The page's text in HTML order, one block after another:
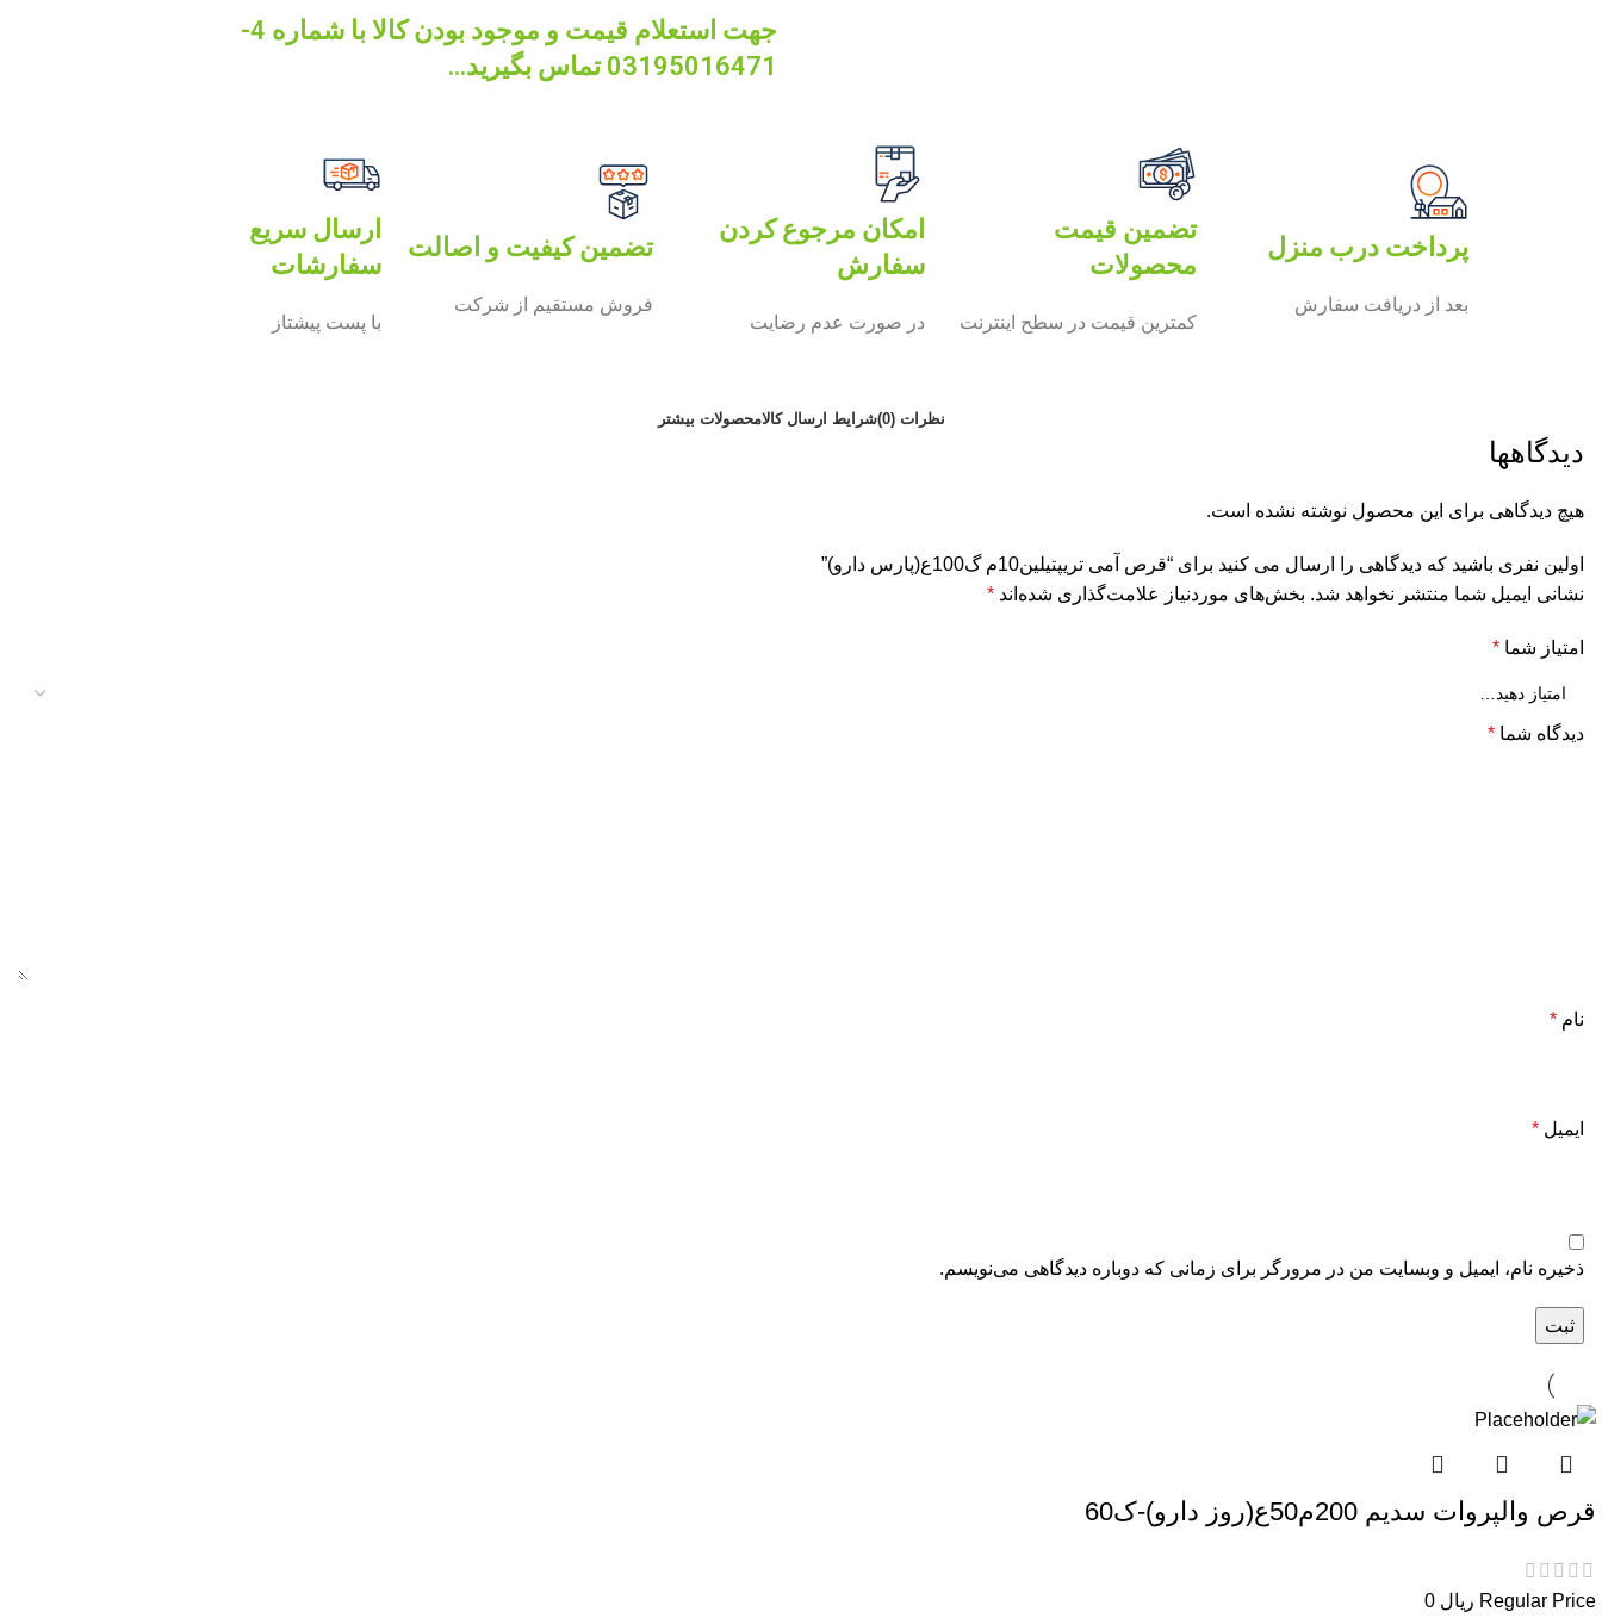
جهت استعلام قیمت و موجود بودن کالا با شماره 4-
03195016471 تماس بگیرید...
پرداخت درب منزل
بعد از دریافت سفارش
تضمین قیمت
محصولات
کمترین قیمت در سطح اینترنت
امکان مرجوع کردن
سفارش
در صورت عدم رضایت
تضمین کیفیت و اصالت
فروش مستقیم از شرکت
ارسال سریع
سفارشات
با پست پیشتاز
نظرات (0) شرایط ارسال کالامحصولات بیشتر
دیدگاهها
هیچ دیدگاهی برای این محصول نوشته نشده است.
اولین نفری باشید که دیدگاهی را ارسال می کنید برای “قرص آمی تریپتیلین10م گ100ع(پارس دارو)”
نشانی ایمیل شما منتشر نخواهد شد. بخش‌های موردنیاز علامت‌گذاری شده‌اند *
امتیاز شما *
دیدگاه شما *
نام *
ایمیل *
ذخیره نام، ایمیل و وبسایت من در مرورگر برای زمانی که دوباره دیدگاهی می‌نویسم.
قرص والپروات سدیم 200م50ع(روز دارو)-ک60
Regular Price ریال